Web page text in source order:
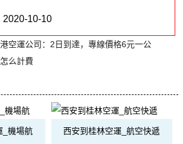
2020-10-10
港空運公司：2日到達，專線價格6元一公
么計費
_機場航 西安到桂林空運_航空快遞